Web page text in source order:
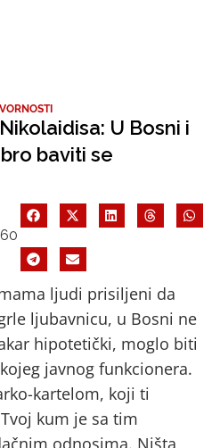
U Bosni i
baviti se
ljudi prisiljeni da
ljubavnicu, u Bosni ne
hipotetički, moglo biti
javnog funkcionera.
kartelom, koji ti
kum je sa tim
odnosima. Ništa